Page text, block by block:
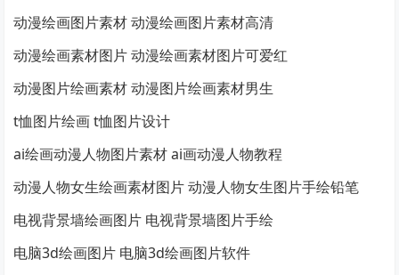
动漫绘画图片素材 动漫绘画图片素材高清
动漫绘画素材图片 动漫绘画素材图片可爱红
动漫图片绘画素材 动漫图片绘画素材男生
t恤图片绘画 t恤图片设计
ai绘画动漫人物图片素材 ai画动漫人物教程
动漫人物女生绘画素材图片 动漫人物女生图片手绘铅笔
电视背景墙绘画图片 电视背景墙图片手绘
电脑3d绘画图片 电脑3d绘画图片软件